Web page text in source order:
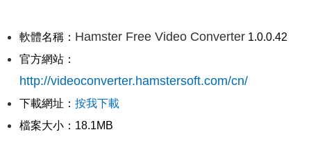
軟體名稱： Hamster Free Video Converter 1.0.0.42
官方網站：
http://videoconverter.hamstersoft.com/cn/
下載網址： 按我下載
檔案大小：18.1MB